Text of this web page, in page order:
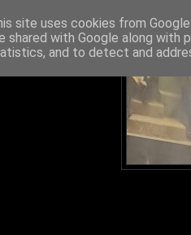
site uses cookies from
shared with Google along with
and to detect and